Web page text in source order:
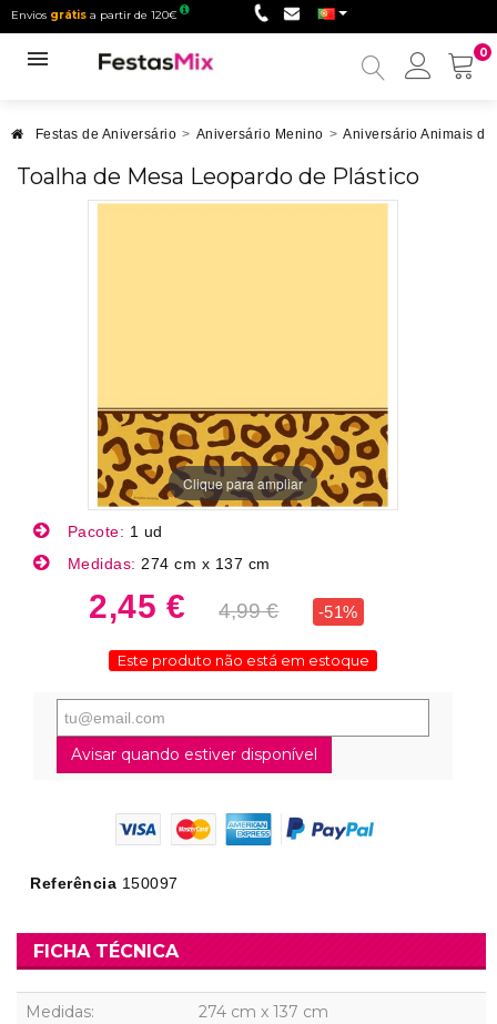
Envios grátis a partir de 120€
0
Minha
Festas de Aniversário > Aniversário Menino > Aniversário Animais do
Toalha de Mesa Leopardo de Plástico
Clique para ampliar
Pacote: 1 ud
Medidas: 274 cm x 137 cm
2,45 € 4,99 € -51%
Este produto não está em estoque
Avisar quando estiver disponível
Referência 150097
FICHA TÉCNICA
Medidas: 274 cm x 137 cm